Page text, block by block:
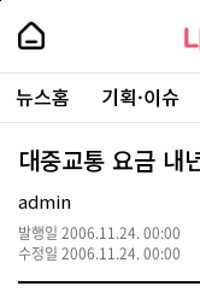
본
로
가
내
손
안
에
서
울
-
서
울
시
대
표
소
내
손
에
울
주
요
서
뉴스홈 기획·이슈
대중교통 요금 내
admin
발행일 2006.11.24. 00:00
수정일 2006.11.24. 00:00
페
상
단
로